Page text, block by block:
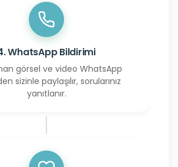
WhatsApp Bildirimi
görsel ve video WhatsApp
sizinle paylaşılır, sorularınız
yanıtlanır.